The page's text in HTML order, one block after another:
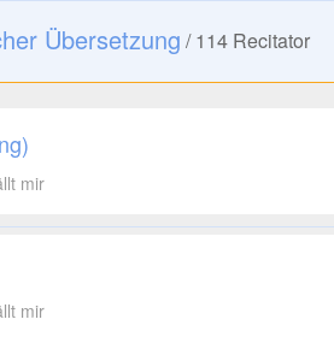
Übersetzung /114 Recitator
mir
mir